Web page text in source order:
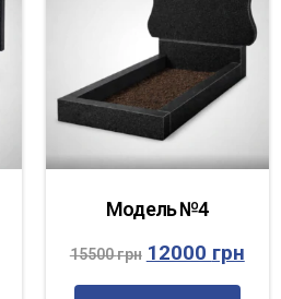
Модель №4
15500грн 12000 грн